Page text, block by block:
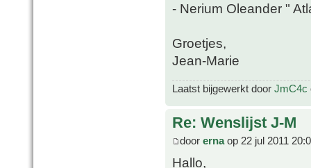
- Nerium Oleander "
Groetjes,
Jean-Marie
Laatst bijgewerkt door JmC4c
Re: Wenslijst J-M
door ernaop 22 jul 2011
Hallo,